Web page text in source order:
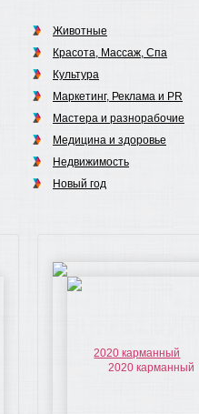
Животные
Красота, Массаж, Спа
Культура
Маркетинг, Реклама и PR
Мастера и разнорабочие
Медицина и здоровье
Недвижимость
Новый год